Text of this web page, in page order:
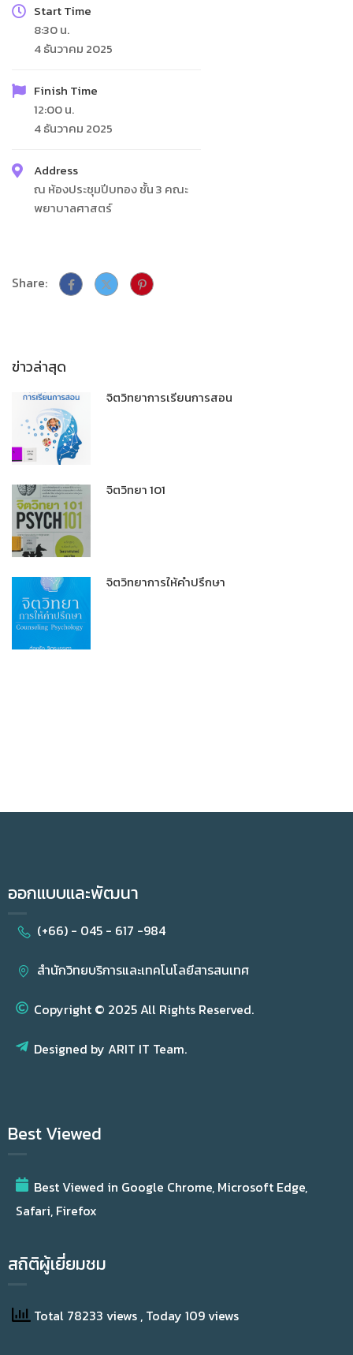
Start Time
8:30 น.
4 ธันวาคม 2025
Finish Time
12:00 น.
4 ธันวาคม 2025
Address
ณ ห้องประชุมปีบทอง ชั้น 3 คณะ
พยาบาลศาสตร์
Share:
ข่าวล่าสุด
จิตวิทยาการเรียนการสอน
จิตวิทยา 101
จิตวิทยาการให้คำปรึกษา
ออกแบบและพัฒนา
(+66) - 045 - 617 -984
สำนักวิทยบริการและเทคโนโลยีสารสนเทศ
Copyright © 2025 All Rights Reserved.
Designed by ARIT IT Team.
Best Viewed
Best Viewed in Google Chrome, Microsoft Edge,
Safari, Firefox
สถิติผู้เยี่ยมชม
Total 78233 views , Today 109 views